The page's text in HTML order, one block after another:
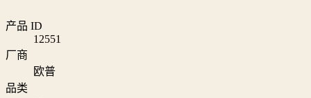
产品 ID
12551
厂商
欧普
品类